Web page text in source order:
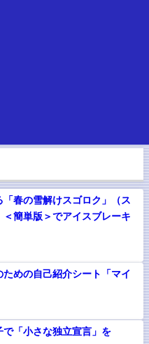
「春の雪解けスゴロク」（ス
＜簡単版＞でアイスブレーキ
ための自己紹介シート「マイ
で「小さな独立宣言」を